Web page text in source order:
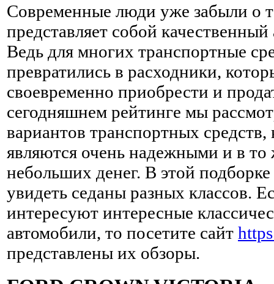
Современные люди уже забыли о
представляет собой
Ведь для многих транспортные
превратились в расходники,
своевременно приобрести и
сегодняшнем рейтинге мы
вариантов транспортных средств,
являются очень надежными и в то
небольших денег. В этой
увидеть седаны разных классов.
интересуют интересные
автомобили, то посетите сайт
представлены их обзоры.